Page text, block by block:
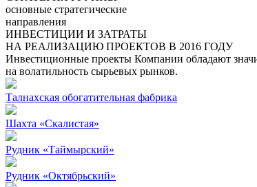
основные стратегические
направления
ИНВЕСТИЦИИ И ЗАТРАТЫ
НА РЕАЛИЗАЦИЮ ПРОЕКТОВ В 2016 ГОДУ
Инвестиционные проекты Компании обладают
на волатильность сырьевых рынков.
Талнахская обогатительная фабрика
Шахта «Скалистая»
Рудник «Таймырский»
Рудник «Октябрьский»